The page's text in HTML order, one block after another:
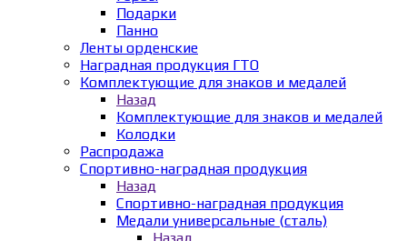
Подарки
Панно
Ленты орденские
Наградная продукция ГТО
Комплектующие для знаков и медалей
Назад
Комплектующие для знаков и медалей
Колодки
Распродажа
Спортивно-наградная продукция
Назад
Спортивно-наградная продукция
Медали универсальные (сталь)